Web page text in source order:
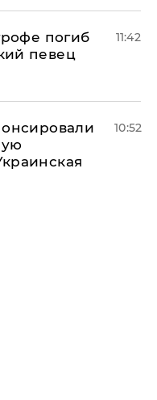
погиб
певец
11:42
10:52